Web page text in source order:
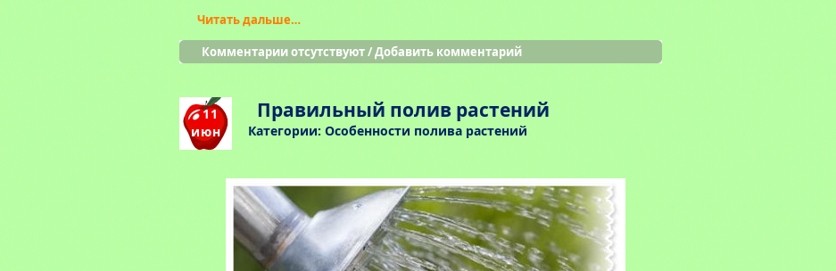
Читать дальше…
Комментарии отсутствуют/Добавить комментарий
11
июн
Правильный полив растений
Категории: Особенности полива растений